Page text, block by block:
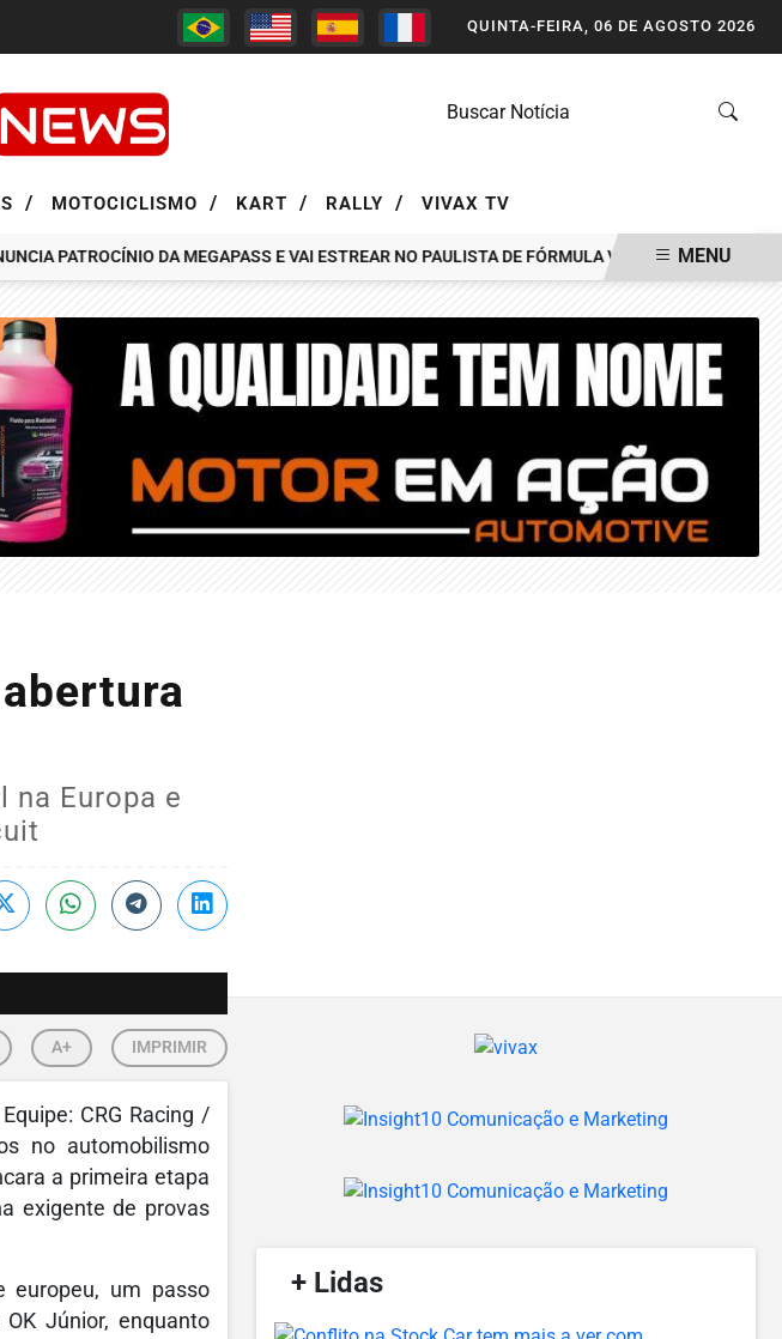
QUINTA-FEIRA, 06 DE AGOSTO 2026
/ MOTOCICLISMO / KART / RALLY / VIVAX TV
PATROCÍNIO DA MEGAPASS E VAI ESTREAR NO PAULISTA DE FÓRMULA VEE EM INTERLAGOS
MENU
na Europa e
A+ IMPRIMIR
CRG Racing /
no automobilismo
a primeira etapa
exigente de provas
europeu, um passo
Júnior, enquanto
+ Lidas